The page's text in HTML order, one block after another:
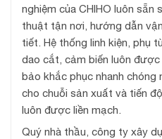
nghiệm của CHIHO luôn sẵn
thuật tận nơi, hướng dẫn
tiết. Hệ thống linh kiện, phụ
dao cắt, cảm biến luôn
bảo khắc phục nhanh
cho chuỗi sản xuất và tiến
luôn được liền mạch.
Quý nhà thầu, công ty xây